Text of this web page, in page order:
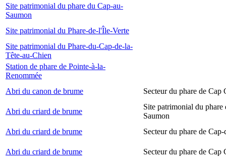
Site patrimonial du phare du Cap-au-
Saumon
Site patrimonial du Phare-de-l'Île-Verte
Site patrimonial du Phare-du-Cap-de-la-
Tête-au-Chien
Station de phare de Pointe-à-la-
Renommée
Abri du canon de brume
Secteur du phare de Cap
Abri du criard de brume
Site patrimonial du phare
Saumon
Abri du criard de brume
Secteur du phare de Cap-
Abri du criard de brume Secteur du phare de Cap